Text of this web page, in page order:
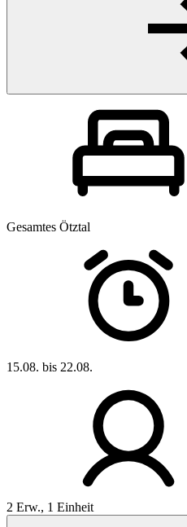
Gesamtes Ötztal
15.08. bis 22.08.
2 Erw., 1 Einheit